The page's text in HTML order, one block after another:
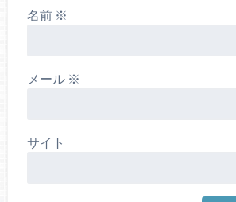
名前 ※
メール ※
サイト